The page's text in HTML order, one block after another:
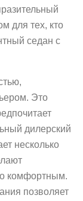
для тех, кто
седан с
Это
дилерский
несколько
комфортным.
позволяет